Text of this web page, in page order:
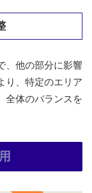
、他の部分に影響
り、特定のエリア
全体のバランスを